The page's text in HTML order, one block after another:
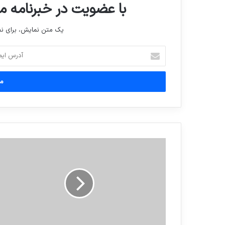
با عضویت در خبرنامه
یک متن نمایش،
آدرس
ایمیل
خود
وارد